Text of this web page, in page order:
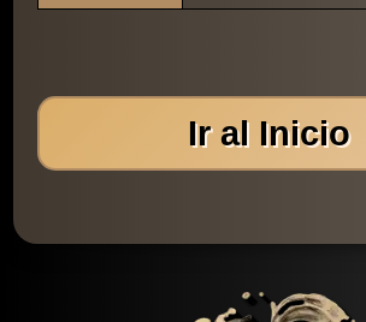
Ir al Inicio